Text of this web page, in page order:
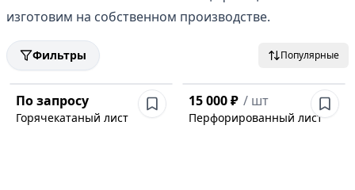
изготовим на собственном производстве.
Фильтры Популярные
По запросу
Горячекатаный лист
15 000 ₽ / шт
Перфорированный лист